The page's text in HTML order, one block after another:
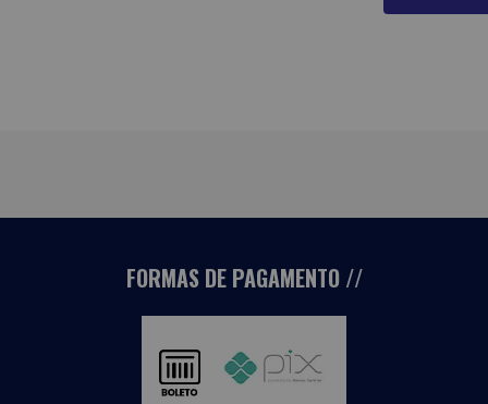
FORMAS DE PAGAMENTO